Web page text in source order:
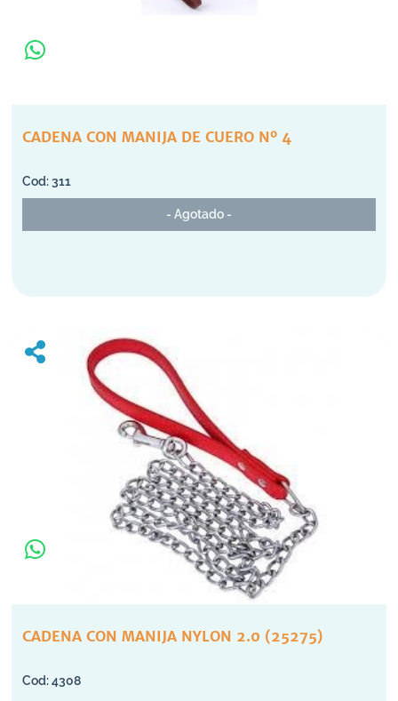
CADENA CON MANIJA DE CUERO Nº 4
311
- Agotado -
CADENA CON MANIJA NYLON 2.0 (25275)
4308